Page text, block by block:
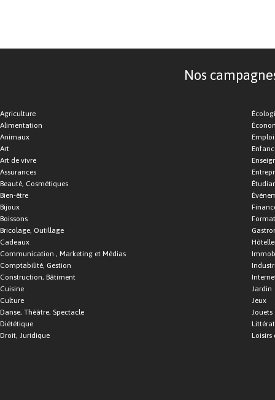
Nos
Agriculture
Alimentation
Animaux
Art
Art de vivre
Assurances
Beauté, Cosmétiques
Bien-être
Bijoux
Boissons
Bricolage, Outillage
Cadeaux
Communication , Marketing et Médias
Comptabilité, Gestion
Construction, Bâtiment
Cuisine
Culture
Danse, Théâtre, Spectacle
Diététique
Droit, Juridique
Emploi
Jardin
Jeux
Jouets
Loisirs